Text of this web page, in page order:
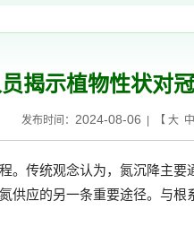
揭示植物性状对
发布时间： 2024-08-06 | 【 大 中
。传统观念认为，氮沉降主
供应的另一条重要途径。与